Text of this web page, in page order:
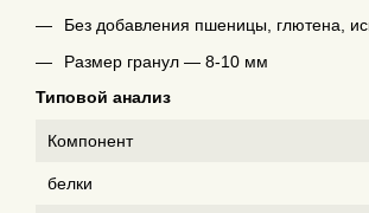
Без добавления пшеницы, глютена,
Размер гранул — 8-10 мм
Типовой анализ
Компонент
белки